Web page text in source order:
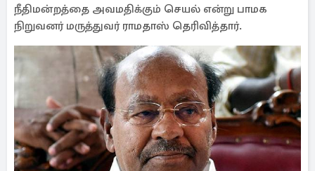
நீதிமன்றத்தை அவமதிக்கும் செயல் என்று பாமக
நிறுவனர் மருத்துவர் ராமதாஸ் தெரிவித்தார்.